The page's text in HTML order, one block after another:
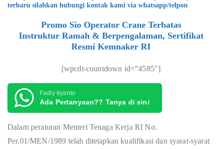
terbaru silahkan hubungi kontak kami via whatsapp/telpon
Promo Sio Operator Crane Terbatas
Instruktur Ramah & Berpengalaman, Sertifikat
Resmi Kemnaker RI
[wpcdt-countdown id=”4585″]
Fadly Iryanto
Ada Pertanyaan?? Tanya di sini
Dalam peraturan Menteri Tenaga Kerja RI No.
Per.01/MEN/1989 telah ditetapkan kualifikasi dan syarat-syarat